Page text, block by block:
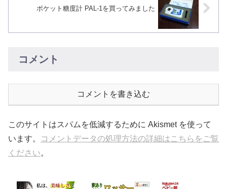
ポケット糖度計 PAL-1を買ってみました
コメント
コメントを書き込む
このサイトはスパムを低減するために Akismet を使って
います。
コメントデータの処理方法の詳細はこちらをご覧
ください。